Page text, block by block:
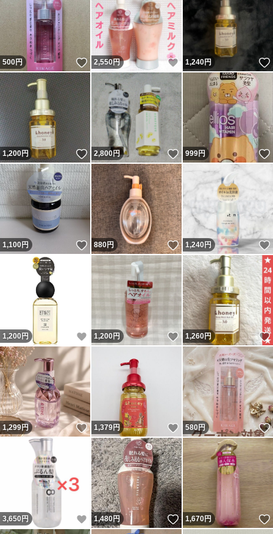
500円 いいね！
2,550円 いいね！
1,240円
1,200円 いいね！
2,800円 いいね！
999円
1,100円 いいね！
880円 いいね！
1,240円
1,200 円 いいね！
1,200円 いいね！
1,260円
1,299円 いいね！
1,379円 いいね！
580円
3,650 円 いいね！
1,480円 いいね！
1,670円